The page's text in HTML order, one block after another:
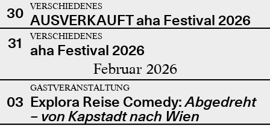
30
VERSCHIEDENES
AUSVERKAUFT aha Festival 2026
31
VERSCHIEDENES
aha Festival 2026
Februar 2026
03
GASTVERANSTALTUNG
Explora Reise Comedy:Abgedreht
– von Kapstadt nach Wien